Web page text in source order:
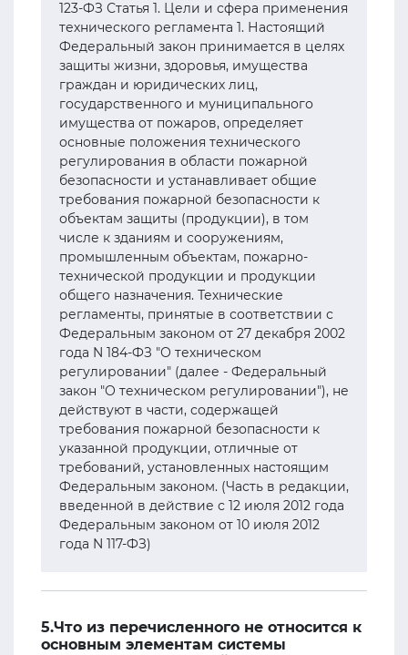
123-ФЗ Статья 1. Цели и сфера применения
технического регламента 1. Настоящий
Федеральный закон принимается в целях
защиты жизни, здоровья, имущества
граждан и юридических лиц,
государственного и муниципального
имущества от пожаров, определяет
основные положения технического
регулирования в области пожарной
безопасности и устанавливает общие
требования пожарной безопасности к
объектам защиты (продукции), в том
числе к зданиям и сооружениям,
промышленным объектам, пожарно-
технической продукции и продукции
общего назначения. Технические
регламенты, принятые в соответствии с
Федеральным законом от 27 декабря 2002
года N 184-ФЗ "О техническом
регулировании" (далее - Федеральный
закон "О техническом регулировании"), не
действуют в части, содержащей
требования пожарной безопасности к
указанной продукции, отличные от
требований, установленных настоящим
Федеральным законом. (Часть в редакции,
введенной в действие с 12 июля 2012 года
Федеральным законом от 10 июля 2012
года N 117-ФЗ)
5.Что из перечисленного не относится к
основным элементам системы